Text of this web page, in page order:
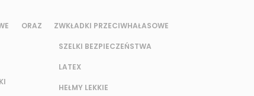
ORAZ ZWKŁADKI PRZECIWHAŁASOWE
SZELKI BEZPIECZEŃSTWA
LATEX
HEŁMY LEKKIE